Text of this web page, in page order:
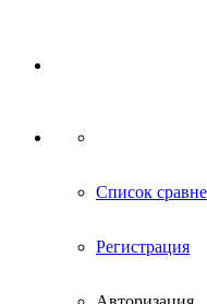
Список
Регистрация